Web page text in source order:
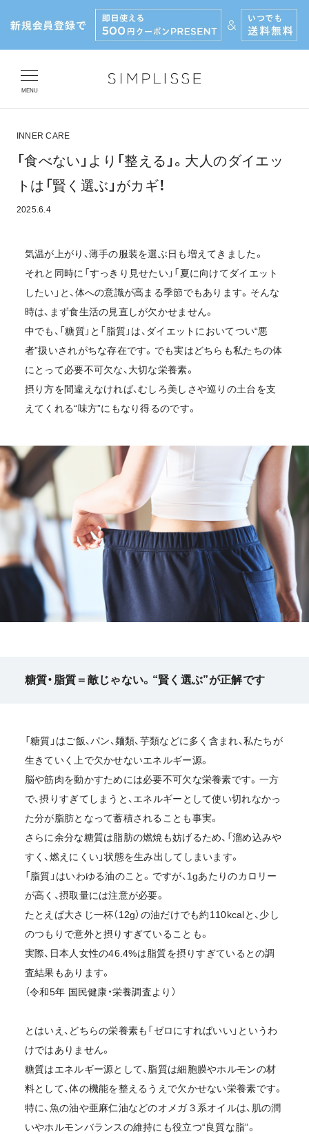
MENU
JOURNAL
INNER CARE
「食べない」より「整える」。大人のダイエッ
トは「賢く選ぶ」がカギ！
2025.6.4
気温が上がり、薄手の服装を選ぶ日も増えてきました。
それと同時に「すっきり見せたい」「夏に向けてダイエット
したい」と、体への意識が高まる季節でもあります。そんな
時は、まず食生活の見直しが欠かせません。
中でも、「糖質」と「脂質」は、ダイエットにおいてつい“悪
者”扱いされがちな存在です。でも実はどちらも私たちの体
にとって必要不可欠な、大切な栄養素。
摂り方を間違えなければ、むしろ美しさや巡りの土台を支
えてくれる“味方”にもなり得るのです。
糖質・脂質＝敵じゃない。“賢く選ぶ”が正解です
「糖質」はご飯、パン、麺類、芋類などに多く含まれ、私たちが
生きていく上で欠かせないエネルギー源。
脳や筋肉を動かすためには必要不可欠な栄養素です。一方
で、摂りすぎてしまうと、エネルギーとして使い切れなかっ
た分が脂肪となって蓄積されることも事実。
さらに余分な糖質は脂肪の燃焼も妨げるため、「溜め込みや
すく、燃えにくい」状態を生み出してしまいます。
「脂質」はいわゆる油のこと。ですが、1gあたりのカロリー
が高く、摂取量には注意が必要。
たとえば大さじ一杯（12g）の油だけでも約110kcalと、少し
のつもりで意外と摂りすぎていることも。
実際、日本人女性の46.4%は脂質を摂りすぎているとの調
査結果もあります。
（令和5年 国民健康・栄養調査より）
とはいえ、どちらの栄養素も「ゼロにすればいい」というわ
けではありません。
糖質はエネルギー源として、脂質は細胞膜やホルモンの材
料として、体の機能を整えるうえで欠かせない栄養素です。
特に、魚の油や亜麻仁油などのオメガ３系オイルは、肌の潤
いやホルモンバランスの維持にも役立つ“良質な脂”。